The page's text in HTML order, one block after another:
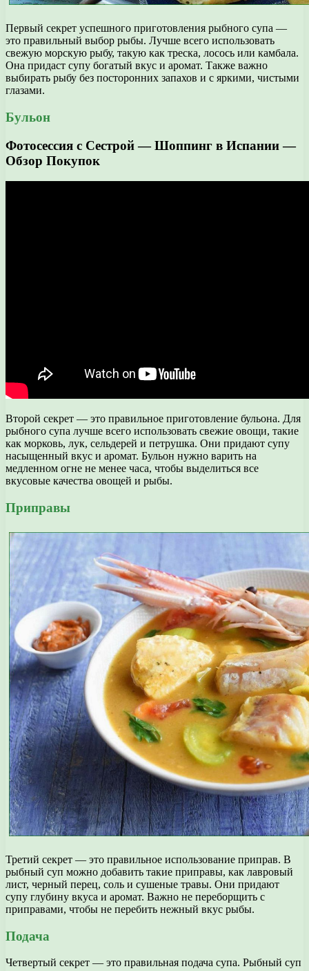
Первый секрет успешного приготовления рыбного супа —
это правильный выбор рыбы. Лучше всего использовать
свежую морскую рыбу, такую как треска, лосось или камбала.
Она придаст супу богатый вкус и аромат. Также важно
выбирать рыбу без посторонних запахов и с яркими, чистыми
глазами.
Бульон
Фотосессия с Сестрой — Шоппинг в Испании —
Обзор Покупок
Второй секрет — это правильное приготовление бульона. Для
рыбного супа лучше всего использовать свежие овощи, такие
как морковь, лук, сельдерей и петрушка. Они придают супу
насыщенный вкус и аромат. Бульон нужно варить на
медленном огне не менее часа, чтобы выделиться все
вкусовые качества овощей и рыбы.
Приправы
Третий секрет — это правильное использование приправ. В
рыбный суп можно добавить такие приправы, как лавровый
лист, черный перец, соль и сушеные травы. Они придают
супу глубину вкуса и аромат. Важно не переборщить с
приправами, чтобы не перебить нежный вкус рыбы.
Подача
Четвертый секрет — это правильная подача супа. Рыбный суп